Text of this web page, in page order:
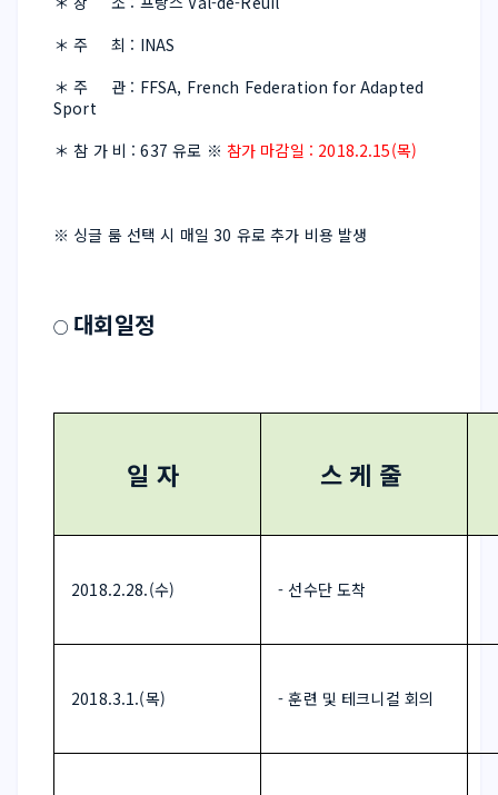
＊ 주     최 : INAS
＊ 주     관 : FFSA, French Federation for Adapted
Sport
＊ 참 가 비 : 637 유로 ※ 참가 마감일 : 2018.2.15(목)
※ 싱글 룸 선택 시 매일 30 유로 추가 비용 발생
○ 대회일정
일 자 스 케 줄
2018.2.28.(수) - 선수단 도착
2018.3.1.(목) - 훈련 및 테크니컬 회의